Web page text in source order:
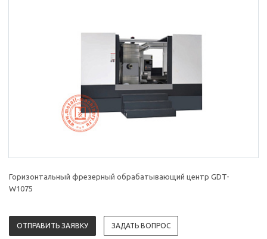
Горизонтальный фрезерный обрабатывающий центр GDT-
W1075
ОТПРАВИТЬ ЗАЯВКУ ЗАДАТЬ ВОПРОС